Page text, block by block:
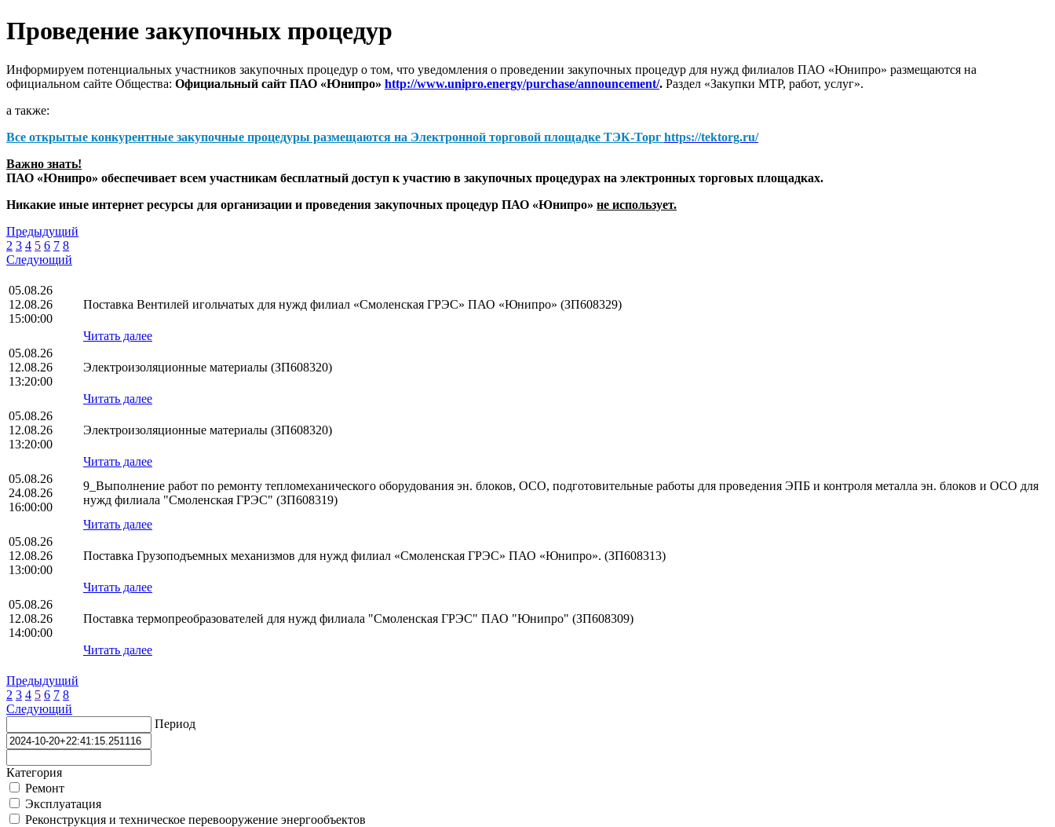
Проведение закупочных процедур
Информируем потенциальных участников закупочных процедур о том, что уведомления о проведении закупочных процедур для нужд филиалов ПАО «Юнипро» размещаются на
официальном сайте Общества: Официальный сайт ПАО «Юнипро» http://www.unipro.energy/purchase/announcement/. Раздел «Закупки МТР, работ, услуг».
а также:
Все открытые конкурентные закупочные процедуры размещаются на Электронной торговой площадке ТЭК-Торг https://tektorg.ru/
Важно знать!
ПАО «Юнипро» обеспечивает всем участникам бесплатный доступ к участию в закупочных процедурах на электронных торговых площадках.
Никакие иные интернет ресурсы для организации и проведения закупочных процедур ПАО «Юнипро» не использует.
Предыдущий
2 3 4 5 6 7 8
Следующий
05.08.26
12.08.26
15:00:00
Поставка Вентилей игольчатых для нужд филиал «Смоленская ГРЭС» ПАО «Юнипро» (ЗП608329)
Читать далее
05.08.26
12.08.26
13:20:00
Электроизоляционные материалы (ЗП608320)
Читать далее
05.08.26
12.08.26
13:20:00
Электроизоляционные материалы (ЗП608320)
Читать далее
05.08.26
24.08.26
16:00:00
9_Выполнение работ по ремонту тепломеханического оборудования эн. блоков, ОСО, подготовительные работы для проведения ЭПБ и контроля металла эн. блоков и ОСО для
нужд филиала "Смоленская ГРЭС" (ЗП608319)
Читать далее
05.08.26
12.08.26
13:00:00
Поставка Грузоподъемных механизмов для нужд филиал «Смоленская ГРЭС» ПАО «Юнипро». (ЗП608313)
Читать далее
05.08.26
12.08.26
14:00:00
Поставка термопреобразователей для нужд филиала "Смоленская ГРЭС" ПАО "Юнипро" (ЗП608309)
Читать далее
Предыдущий
2 3 4 5 6 7 8
Следующий
Период
Категория
Ремонт
Эксплуатация
Реконструкция и техническое перевооружение энергообъектов